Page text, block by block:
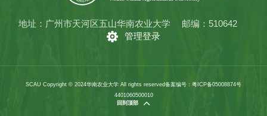
地址：广州市天河区五山华南农业大学
邮编：510642
管理登录
SCAU Copyright © 2024华南农业大学 All rights reserved备案编号：粤ICP备05008874号
4401060500010
回到顶部